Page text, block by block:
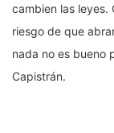
cambien las leyes.
riesgo de que
nada no es bueno
Capistrán.